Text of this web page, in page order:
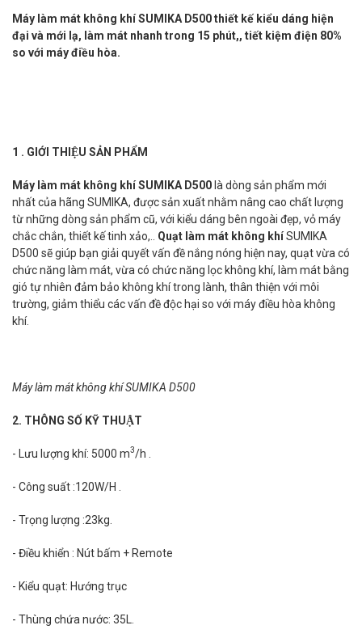
Máy làm mát không khí SUMIKA D500 thiết kế kiểu dáng hiện
đại và mới lạ, làm mát nhanh trong 15 phút,, tiết kiệm điện 80%
so với máy điều hòa.
1 . GIỚI THIỆU SẢN PHẨM
Máy làm mát không khí SUMIKA D500 là dòng sản phẩm mới
nhất của hãng SUMIKA, được sản xuất nhằm nâng cao chất lượng
từ những dòng sản phẩm cũ, với kiểu dáng bên ngoài đẹp, vỏ máy
chắc chắn, thiết kế tinh xảo,.. Quạt làm mát không khíSUMIKA
D500 sẽ giúp bạn giải quyết vấn đề nắng nóng hiện nay, quạt vừa có
chức năng làm mát, vừa có chức năng lọc không khí, làm mát bằng
gió tự nhiên đảm bảo không khí trong lành, thân thiện với môi
trường, giảm thiểu các vấn đề độc hại so với máy điều hòa không
khí.
Máy làm mát không khí SUMIKA D500
2. THÔNG SỐ KỸ THUẬT
- Lưu lượng khí: 5000 m3/h .
- Công suất :120W/H .
- Trọng lượng :23kg.
- Điều khiển : Nút bấm + Remote
- Kiểu quạt: Hướng trục
- Thùng chứa nước: 35L.